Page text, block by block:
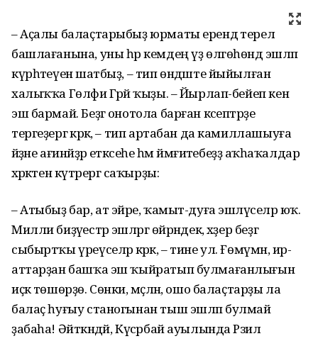
– Аҫалы балаҫтарыбыҙ юрматы ерендә терелә
башлағанына, уны һәр кемдең үҙ өлгөһөндә эшләп
күрһәтеүенә шатбыҙ, – тип өндәште йыйылған
халыҡҡа Гөлфиә Гәрәй ҡыҙы. – Йырлап-бейеп кенә
эш бармай. Беҙгә онотола барған кәсептәрҙе
тергеҙергә кәрәк, – тип артабан да камиллашыуға
әйҙәне ағинәйҙәр етәксеһе һәм йәмғиәтебеҙҙә аҡһаҡалдар
хәрәкәтен күтәрергә саҡырҙы:
– Атыбыҙ бар, ат эйәре, ҡамыт-дуға эшләүселәр юҡ.
Милли биҙәүестәр эшләргә өйрәндек, хәҙер беҙгә
сыбыртҡы үреүселәр кәрәк, – тине ул. Ғөмүмән, ир-
аттарҙан башҡа эш ҡыйратып булмағанлығын
иҫкә төшөрҙө. Сөнки, мәҫәлән, ошо балаҫтарҙы ла
балаҫ һуғыу станогынан тыш эшләп булмай
ҙабаһа! Әйткәндәй, Күсәрбай ауылында Рәзил